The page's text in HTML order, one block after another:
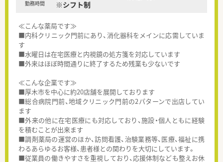
勤務時間
※シフト制
≪こんな薬局です≫
■内科クリニック門前にあり、消化器科をメインに応需していま
す
■水曜日は在宅医療と内視鏡の処方箋を対応しています
■外来はほぼ時間通りに終了するため残業も少ないです
≪こんな企業です≫
■厚木市を中心に約20店舗を展開しております
■総合病院門前、地域クリニック門前の2パターンで出店してい
ます
■外来の他に在宅医療にも対応しており、施設・個人ともに経験
を積むことが出来ます
■調剤薬局の運営のほか、訪問看護、治験業務等、医療、福祉に携
わるあらゆるお客様、患者様との関わりを大切にしています。
■従業員の働きやすさを重視しており、応援体制なども整えお休